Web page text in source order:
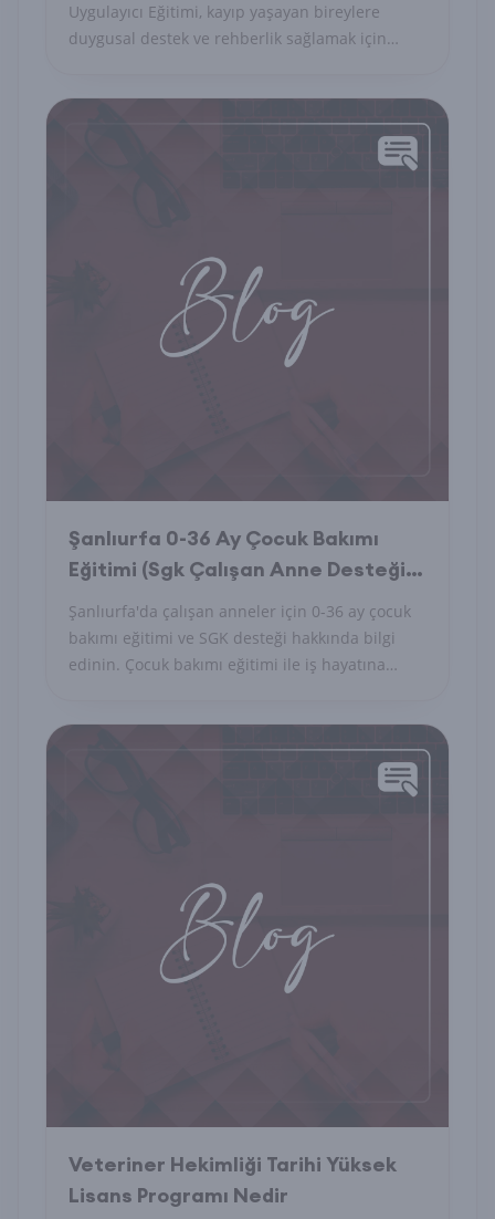
Uygulayıcı Eğitimi, kayıp yaşayan bireylere
duygusal destek ve rehberlik sağlamak için
Şanlıurfa 0-36 Ay Çocuk Bakımı
Eğitimi (Sgk Çalışan Anne Desteği)
Nedir
Şanlıurfa'da çalışan anneler için 0-36 ay çocuk
bakımı eğitimi ve SGK desteği hakkında bilgi
edinin. Çocuk bakımı eğitimi ile iş hayatına
Veteriner Hekimliği Tarihi Yüksek
Lisans Programı Nedir